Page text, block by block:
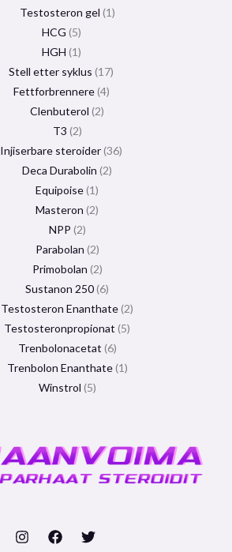
Testosteron gel 1
HCG 5
HGH 1
Stell etter syklus 17
Fettforbrennere 4
Clenbuterol 2
T3 2
Injiserbare steroider 36
Deca Durabolin 2
Equipoise 1
Masteron 2
NPP 2
Parabolan 2
Primobolan 2
Sustanon 250 6
Testosteron Enanthate 2
Testosteronpropionat 5
Trenbolonacetat 6
Trenbolon Enanthate 1
Winstrol 5